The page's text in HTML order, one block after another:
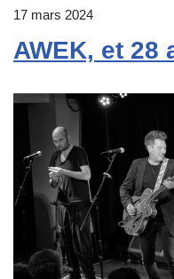
17 mars 2024
AWEK, et 28